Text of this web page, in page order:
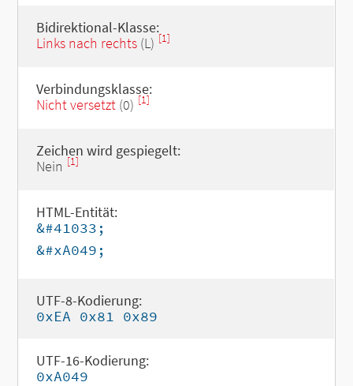
Bidirektional-Klasse:
Links nach rechts(L) [1]
Verbindungsklasse:
Nicht versetzt(0) [1]
Zeichen wird gespiegelt:
Nein [1]
HTML-Entität:
&#41033;
&#xA049;
UTF-8-Kodierung:
0xEA 0x81 0x89
UTF-16-Kodierung:
0xA049